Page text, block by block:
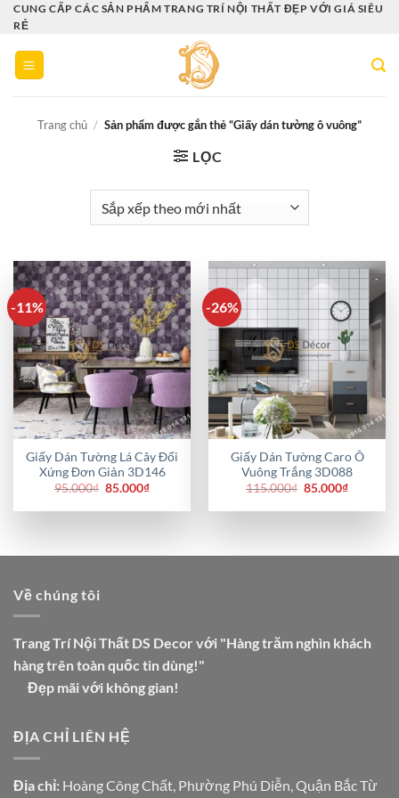
Bỏ
qua
nội
dung
CUNG CẤP CÁC SẢN PHẨM TRANG TRÍ NỘI THẤT ĐẸP VỚI GIÁ SIÊU
RẺ
Trang chủ / Sản phẩm được gắn thẻ “Giấy dán tường ô vuông”
LỌC
-11%
Giấy Dán Tường Lá Cây Đối
Xứng Đơn Giản 3D146
95.000₫ Giá
là:
85.000₫Giá
tại
-26%
Giấy Dán Tường Caro Ô
Vuông Trắng 3D088
115.000₫ Giá
là:
85.000₫Giá
tại
Về chúng tôi
Trang Trí Nội Thất DS Decor với "Hàng trăm nghìn khách
hàng trên toàn quốc tin dùng!"
Đẹp mãi với không gian!
ĐỊA CHỈ LIÊN HỆ
Địa chỉ: Hoàng Công Chất, Phường Phú Diễn, Quận Bắc Từ